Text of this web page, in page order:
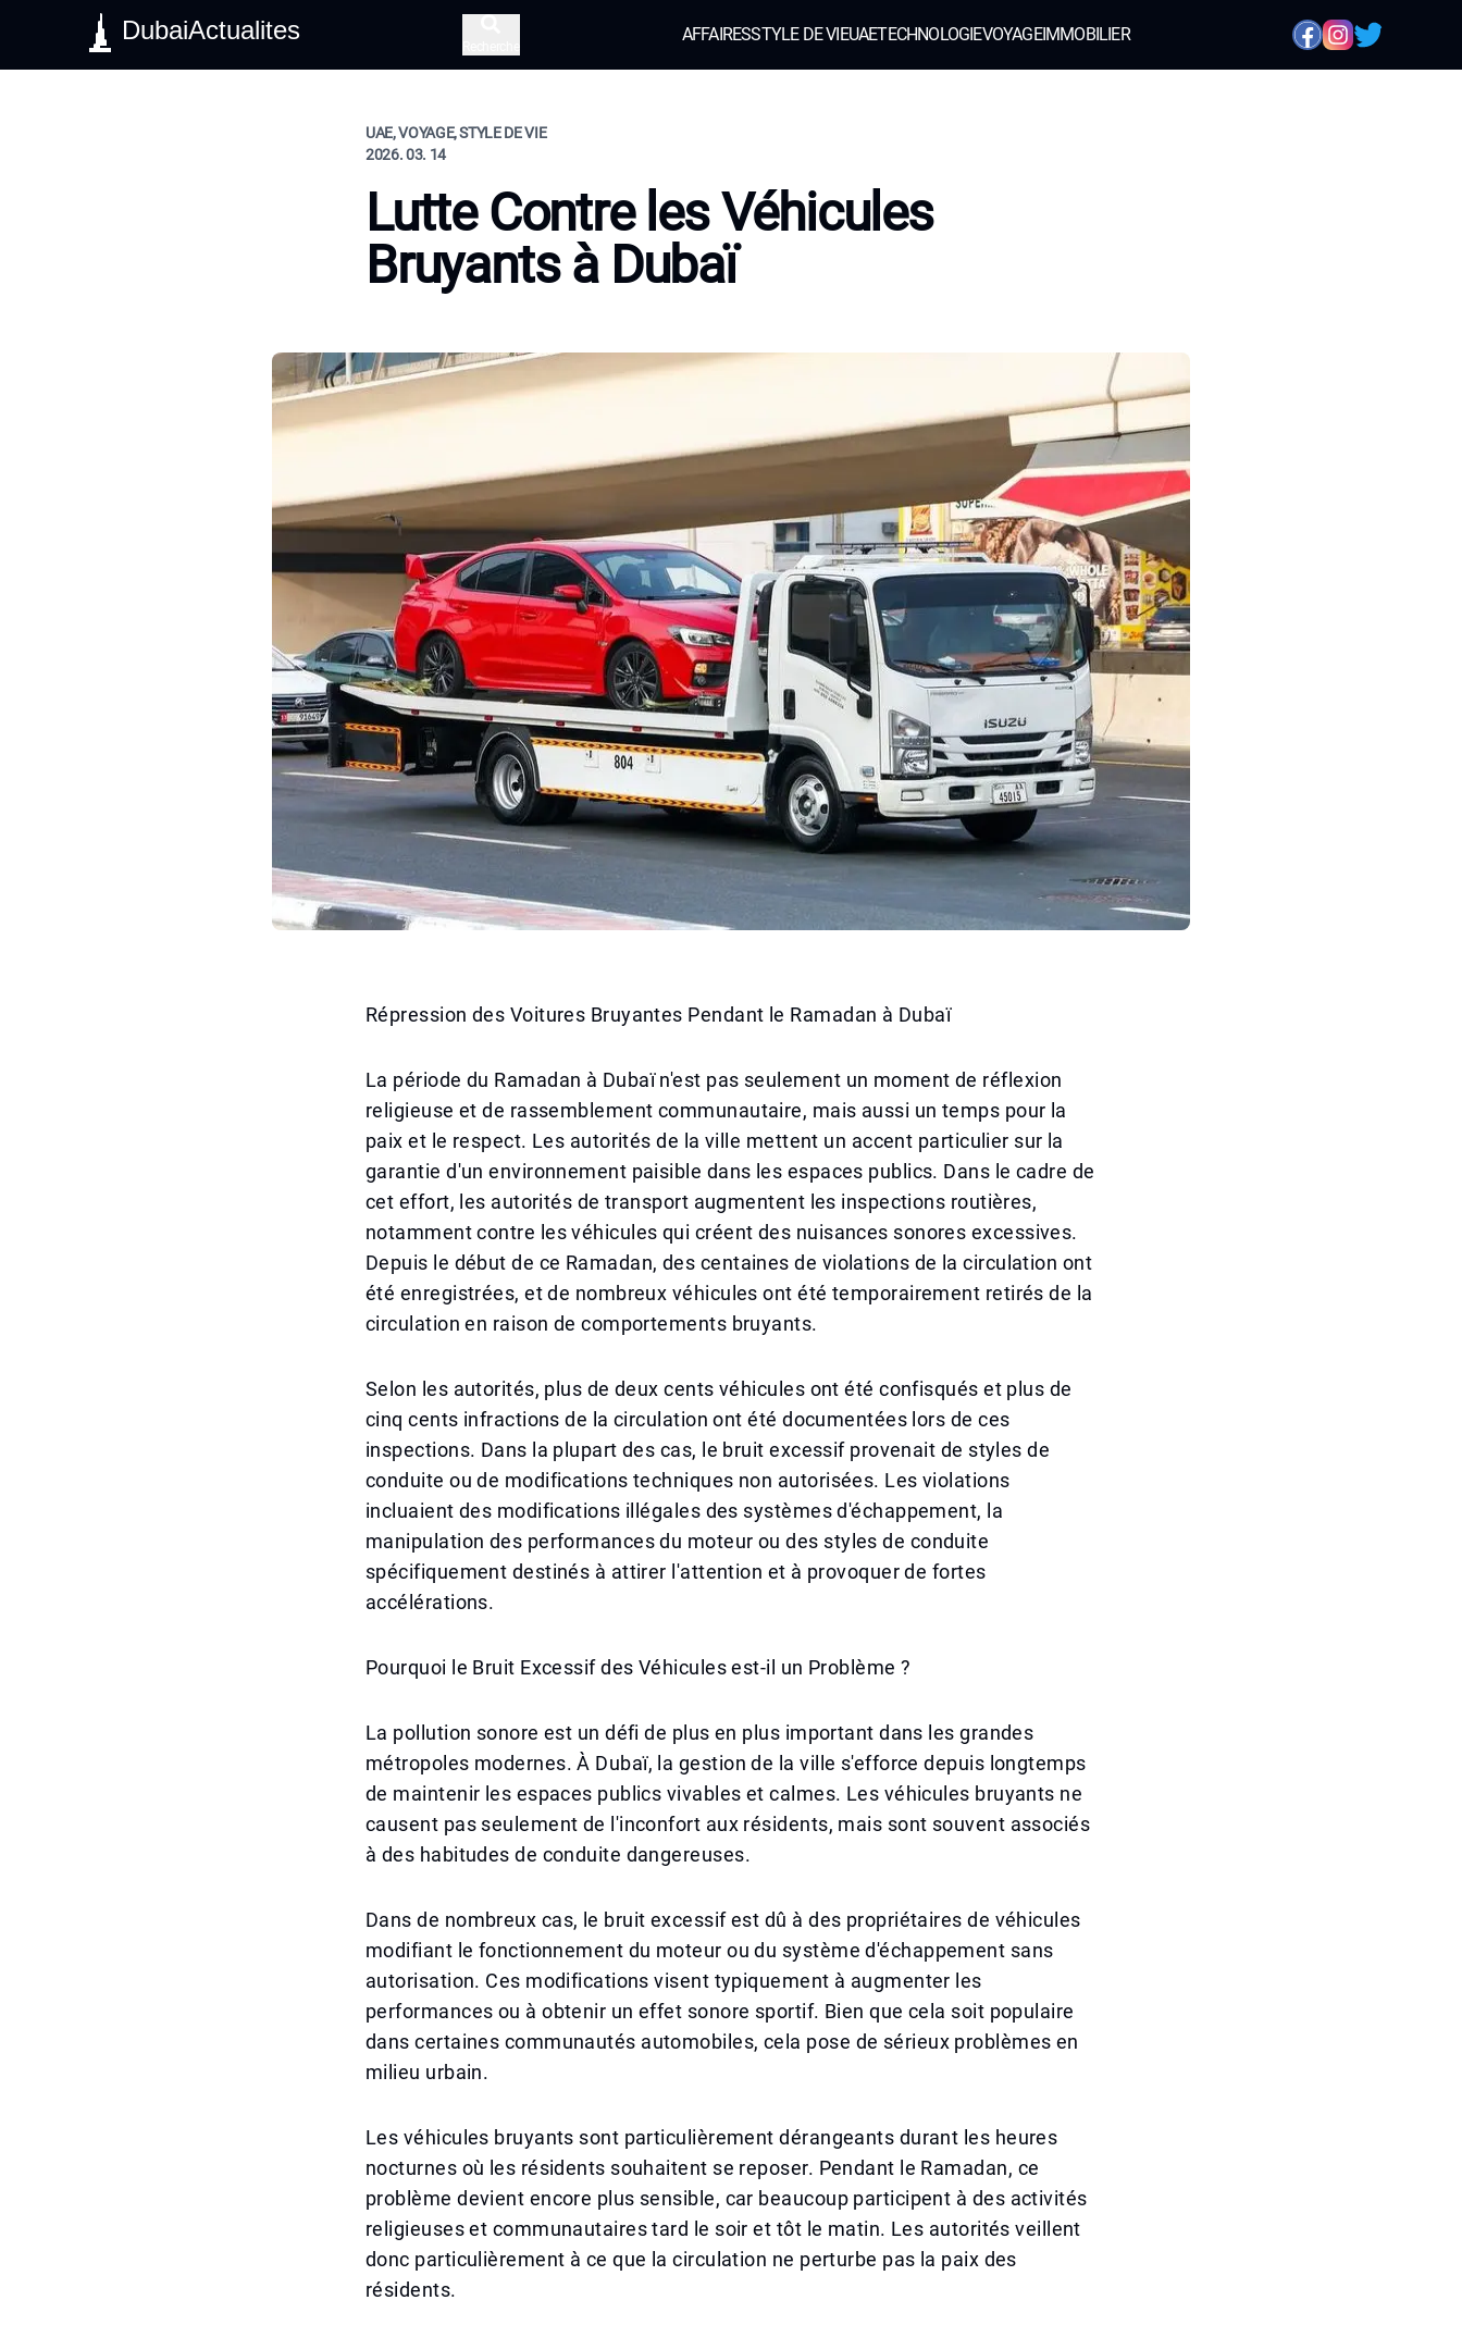
DubaiActualites AFFAIRESSTYLE DE VIEUAETECHNOLOGIEVOYAGEIMMOBILIER
UAE, VOYAGE, STYLE DE VIE
2026. 03. 14
Lutte Contre les Véhicules
Bruyants à Dubaï
Répression des Voitures Bruyantes Pendant le Ramadan à Dubaï
La période du Ramadan à Dubaï n'est pas seulement un moment de réflexion
religieuse et de rassemblement communautaire, mais aussi un temps pour la
paix et le respect. Les autorités de la ville mettent un accent particulier sur la
garantie d'un environnement paisible dans les espaces publics. Dans le cadre de
cet effort, les autorités de transport augmentent les inspections routières,
notamment contre les véhicules qui créent des nuisances sonores excessives.
Depuis le début de ce Ramadan, des centaines de violations de la circulation ont
été enregistrées, et de nombreux véhicules ont été temporairement retirés de la
circulation en raison de comportements bruyants.
Selon les autorités, plus de deux cents véhicules ont été confisqués et plus de
cinq cents infractions de la circulation ont été documentées lors de ces
inspections. Dans la plupart des cas, le bruit excessif provenait de styles de
conduite ou de modifications techniques non autorisées. Les violations
incluaient des modifications illégales des systèmes d'échappement, la
manipulation des performances du moteur ou des styles de conduite
spécifiquement destinés à attirer l'attention et à provoquer de fortes
accélérations.
Pourquoi le Bruit Excessif des Véhicules est-il un Problème ?
La pollution sonore est un défi de plus en plus important dans les grandes
métropoles modernes. À Dubaï, la gestion de la ville s'efforce depuis longtemps
de maintenir les espaces publics vivables et calmes. Les véhicules bruyants ne
causent pas seulement de l'inconfort aux résidents, mais sont souvent associés
à des habitudes de conduite dangereuses.
Dans de nombreux cas, le bruit excessif est dû à des propriétaires de véhicules
modifiant le fonctionnement du moteur ou du système d'échappement sans
autorisation. Ces modifications visent typiquement à augmenter les
performances ou à obtenir un effet sonore sportif. Bien que cela soit populaire
dans certaines communautés automobiles, cela pose de sérieux problèmes en
milieu urbain.
Les véhicules bruyants sont particulièrement dérangeants durant les heures
nocturnes où les résidents souhaitent se reposer. Pendant le Ramadan, ce
problème devient encore plus sensible, car beaucoup participent à des activités
religieuses et communautaires tard le soir et tôt le matin. Les autorités veillent
donc particulièrement à ce que la circulation ne perturbe pas la paix des
résidents.